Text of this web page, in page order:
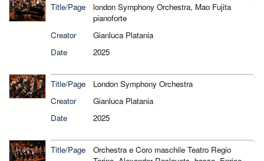
Title/Page
london Symphony Orchestra, Mao Fujita
pianoforte
Creator
Gianluca Platania
Date
2025
Title/Page
London Symphony Orchestra
Creator
Gianluca Platania
Date
2025
Title/Page
Orchestra e Coro maschile Teatro Regio